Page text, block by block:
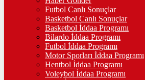
ÇEYREK ALTIN
10.644,00%0,75
TAM ALTIN
42.393,00%0,75
Futbol Canlı Sonuçlar
Basketbol Canlı Sonuçlar
Basketbol İddaa Programı
Bilardo İddaa Programı
Futbol İddaa Programı
Motor Sporları İddaa Programı
Hentbol İddaa Programı
Voleybol İddaa Programı